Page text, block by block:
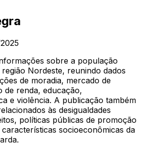
sobre a população
Nordeste, reunindo dados
de moradia, mercado de
de renda, educação,
e violência. A publicação também
às desigualdades
políticas públicas de promoção
socioeconômicas da